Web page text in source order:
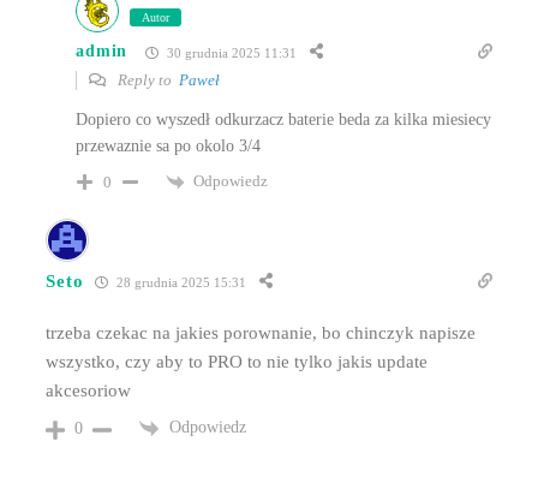
Autor
admin 30 grudnia 2025 11:31
Reply toPaweł
Dopiero co wyszedł odkurzacz baterie beda za kilka miesiecy
przewaznie sa po okolo 3/4
0
Odpowiedz
Seto 28 grudnia 2025 15:31
trzeba czekac na jakies porownanie, bo chinczyk napisze
wszystko, czy aby to PRO to nie tylko jakis update
akcesoriow
0 Odpowiedz